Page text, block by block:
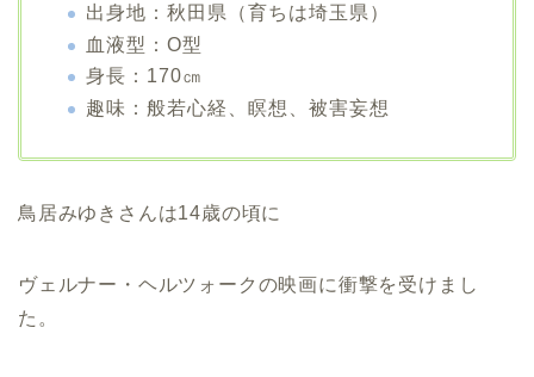
出身地：秋田県（育ちは埼玉県）
血液型：O型
身長：170㎝
趣味：般若心経、瞑想、被害妄想
鳥居みゆきさんは14歳の頃に
ヴェルナー・ヘルツォークの映画に衝撃を受けまし
た。